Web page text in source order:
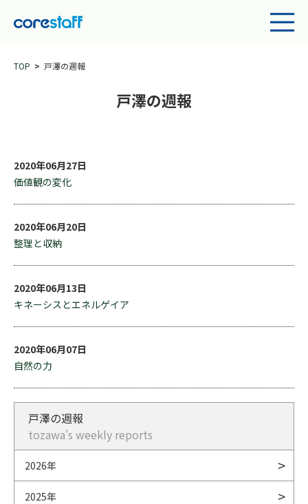
TOP 戸澤の週報
戸澤の週報
2020年06月27日
価値観の変化
2020年06月20日
整理と収納
2020年06月13日
キネーシスとエネルゲイア
2020年06月07日
自然の力
戸澤の週報
tozawa's weekly reports
2026年
2025年